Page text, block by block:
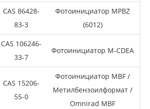
CAS 86428-
83-3
Фотоинициатор MPBZ
(6012)
CAS 106246-
33-7
Фотоинициатор M-CDEA
CAS 15206-
55-0
Фотоинициатор MBF /
Метилбензоилформат /
Omnirad MBF